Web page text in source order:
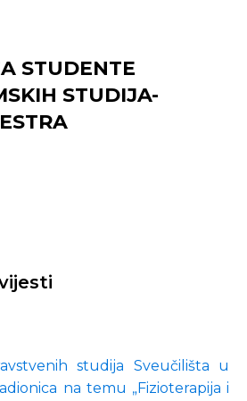
STUDENTE
STUDIJA-
studija Sveučilišta u
na temu „Fizioterapija i